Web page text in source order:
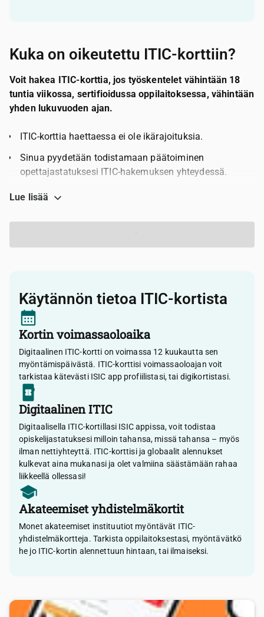
Kuka on oikeutettu ITIC-korttiin?
Voit hakea ITIC-korttia, jos työskentelet vähintään 18
tuntia viikossa, sertifioidussa oppilaitoksessa, vähintään
yhden lukuvuoden ajan.
ITIC-korttia haettaessa ei ole ikärajoituksia.
Sinua pyydetään todistamaan päätoiminen
opettajastatuksesi ITIC-hakemuksen yhteydessä.
ITIC maksaa 10 €.
Lue lisää
Hanki ITIC-kortti
Käytännön tietoa ITIC-kortista
Kortin voimassaoloaika
Digitaalinen ITIC-kortti on voimassa 12 kuukautta sen
myöntämispäivästä. ITIC-korttisi voimassaoloajan voit
tarkistaa kätevästi ISIC app profiilistasi, tai digikortistasi.
Digitaalinen ITIC
Digitaalisella ITIC-kortillasi ISIC appissa, voit todistaa
opiskelijastatuksesi milloin tahansa, missä tahansa – myös
ilman nettiyhteyttä. ITIC-korttisi ja globaalit alennukset
kulkevat aina mukanasi ja olet valmiina säästämään rahaa
liikkeellä ollessasi!
Akateemiset yhdistelmäkortit
Monet akateemiset instituutiot myöntävät ITIC-
yhdistelmäkortteja. Tarkista oppilaitoksestasi, myöntävätkö
he jo ITIC-kortin alennettuun hintaan, tai ilmaiseksi.